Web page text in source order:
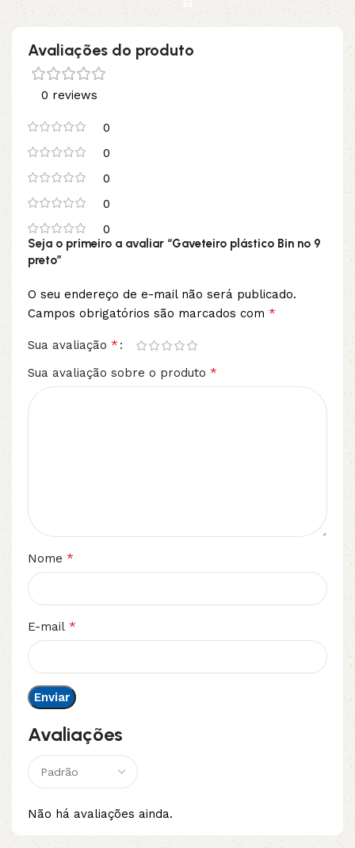
Avaliações do produto
0 reviews
0
0
0
0
0
Avaliações
Não há avaliações ainda.
Seja o primeiro a avaliar “Gaveteiro plástico Bin nº 9
preto”
O seu endereço de e-mail não será publicado.
Campos obrigatórios são marcados com *
Sua avaliação *
Sua avaliação sobre o produto *
Nome *
E-mail *